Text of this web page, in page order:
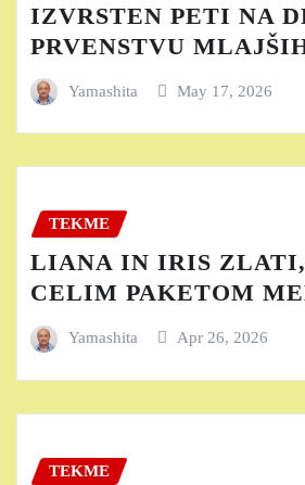
IZVRSTEN PETI NA
PRVENSTVU
Yamashita May 17, 2026
TEKME
LIANA IN IRIS
CELIM PAKETOM
Yamashita Apr 26, 2026
TEKME